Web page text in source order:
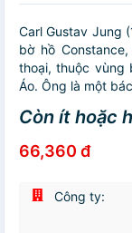
Carl Gustav Jung
bờ hồ
thoại, thuộc vùng
Áo. Ông là một
Còn ít hoặc
66,360 đ
Công ty: